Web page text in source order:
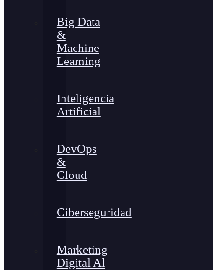
Big Data
&
Machine
Learning
Inteligencia
Artificial
DevOps
&
Cloud
Ciberseguridad
Marketing
Digital Al